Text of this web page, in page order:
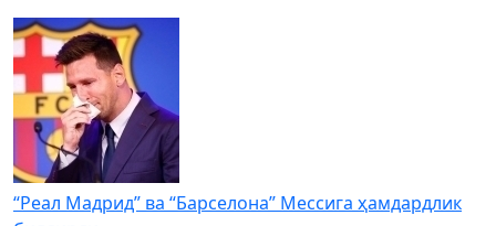
“Реал Мадрид” ва “Барселона” Мессига ҳамдардлик